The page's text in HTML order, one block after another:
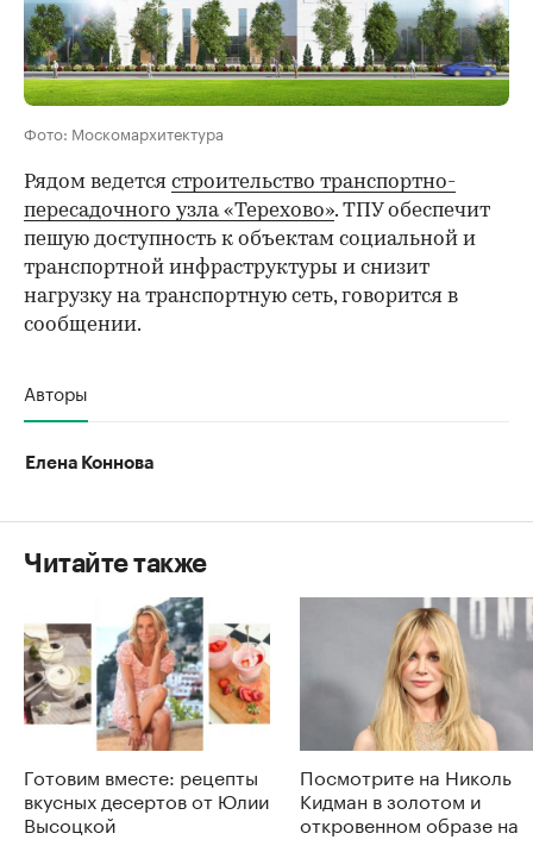
Фото: Москомархитектура
Рядом ведется строительство транспортно-
пересадочного узла «Терехово». ТПУ обеспечит
пешую доступность к объектам социальной и
транспортной инфраструктуры и снизит
нагрузку на транспортную сеть, говорится в
сообщении.
Авторы
Елена Коннова
Читайте также
Готовим вместе: рецепты
вкусных десертов от Юлии
Высоцкой
Посмотрите на Николь
Кидман в золотом и
откровенном образе на